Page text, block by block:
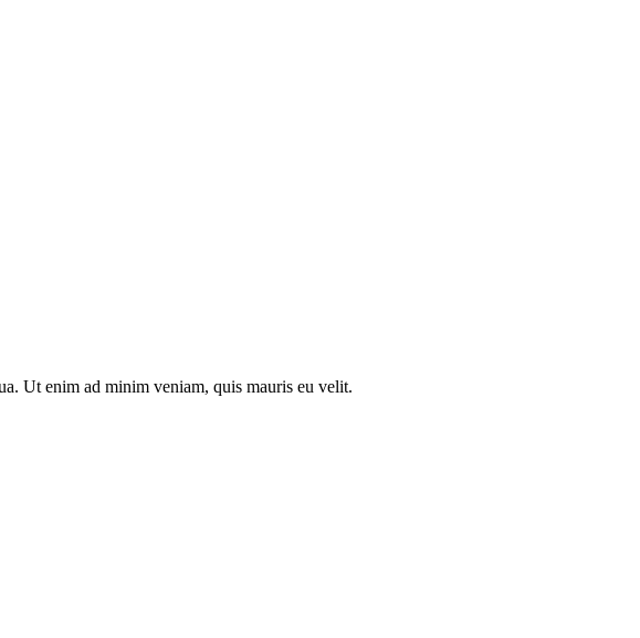
Ut enim ad minim veniam, quis mauris eu velit.